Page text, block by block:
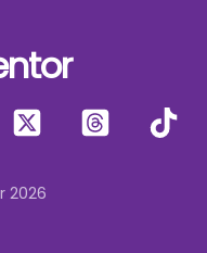
Instagram Threads
2026